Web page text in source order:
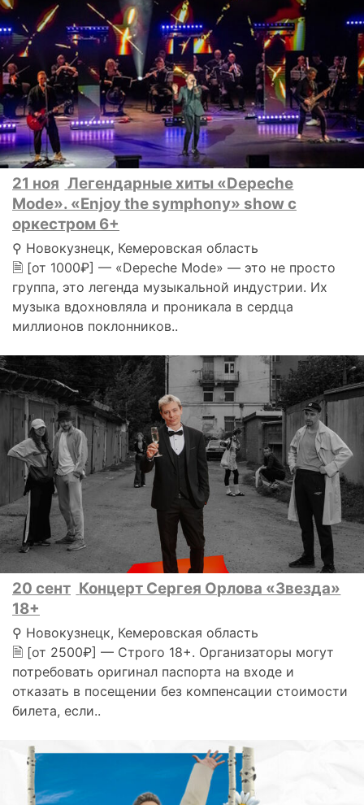
21 ноя Легендарные хиты «Depeche
Mode». «Enjoy the symphony» show с
оркестром 6+
⚲ Новокузнецк, Кемеровская область
🗎 [от 1000₽] — «Depeche Mode» — это не просто
группа, это легенда музыкальной индустрии. Их
музыка вдохновляла и проникала в сердца
миллионов поклонников..
20 сент Концерт Сергея Орлова «Звезда»
18+
⚲ Новокузнецк, Кемеровская область
🗎 [от 2500₽] — Строго 18+. Организаторы могут
потребовать оригинал паспорта на входе и
отказать в посещении без компенсации стоимости
билета, если..